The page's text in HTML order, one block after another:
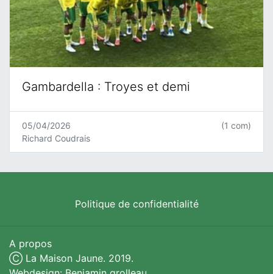
Gambardella : Troyes et demi
05/04/2026
Richard Coudrais
(1 com)
Politique de confidentialité
A propos
Ⓒ La Maison Jaune. 2019.